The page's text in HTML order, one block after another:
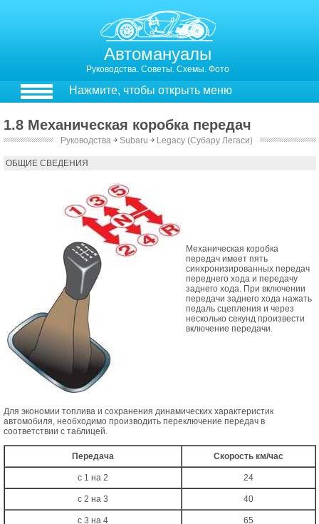
Автомануалы
Руководства. Советы. Схемы. Фото
Нажмите, чтобы открыть меню
1.8 Механическая коробка передач
Руководства ￫ Subaru ￫ Legacy (Субару Легаси)
ОБЩИЕ СВЕДЕНИЯ
Механическая коробка
передач имеет пять
синхронизированных передач
переднего хода и передачу
заднего хода. При включении
передачи заднего хода нажать
педаль сцепления и через
несколько секунд произвести
включение передачи.
Для экономии топлива и сохранения динамических характеристик
автомобиля, необходимо производить переключение передач в
соответствии с таблицей.
Передача Скорость км/час
с 1 на 2 24
с 2 на 3 40
с 3 на 4 65